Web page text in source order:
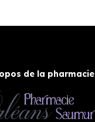
de la pharmacie